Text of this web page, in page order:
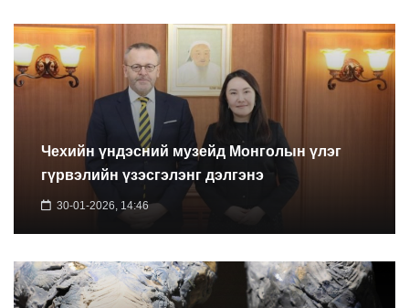
Чехийн үндэсний музейд Монголын үлэг
гүрвэлийн үзэсгэлэнг дэлгэнэ
30-01-2026, 14:46